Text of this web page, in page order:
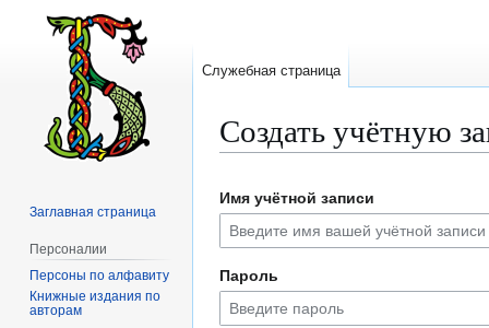
Создать учётную
к
навигации
к
поиску
Имя учётной записи
Пароль
Служебная страница
Заглавная страница
Персоналии
Персоны по алфавиту
Книжные издания по
авторам